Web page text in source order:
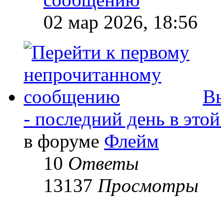
02 мар 2026, 18:56
- последний день в
в форуме Флейм
10 Ответы
13137 Просмотры